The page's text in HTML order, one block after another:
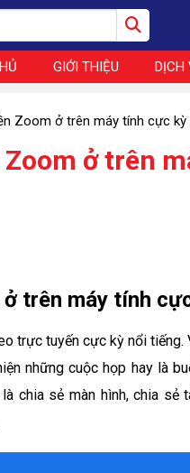
GIỚI THIỆU DỊCH
Zoom ở trên máy tính cực kỳ
ở trên
trên máy tính
trực tuyến cực kỳ nổi
những cuộc họp hay là
chia sẻ màn hình, chia sẻ